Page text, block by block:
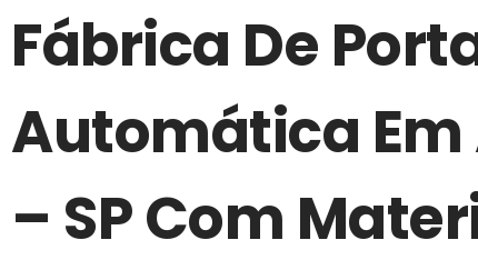
Fábrica De
Automática
– SP Com